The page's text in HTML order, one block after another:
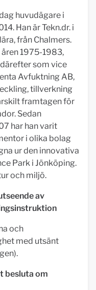
huvudägare i
Han är Tekn.dr. i
från Chalmers.
1975-1983,
som vice
Avfuktning AB,
tillverkning
framtagen för
Sedan
har han varit
i olika bolag
ur den innovativa
Park i Jönköping.
och miljö.
av
och
med utsänt
besluta om